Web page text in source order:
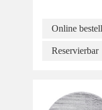
Online
Reservierbar